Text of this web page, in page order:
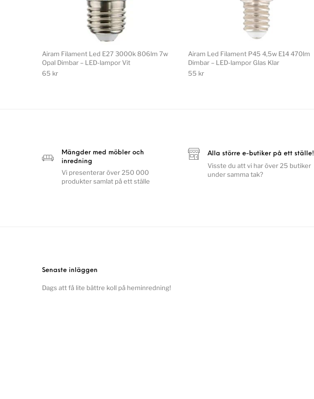
Airam Filament Led E27 3000k 806lm 7w
Opal Dimbar – LED-lampor Vit
65 kr
Airam Led Filament P45 4,5w E14 470lm
Dimbar – LED-lampor Glas Klar
55 kr
Mängder med möbler och
inredning
Vi presenterar över 250 000
produkter samlat på ett ställe
Alla större e-butiker på ett ställe!
Visste du att vi har över 25 butiker
under samma tak?
Senaste inläggen
Dags att få lite bättre koll på heminredning!